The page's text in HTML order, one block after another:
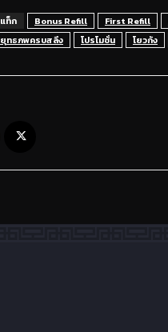
แท็ก Bonus Refill First Refill
ยุทธภพครบสลึง
โปรโมชั่น โยวกัง